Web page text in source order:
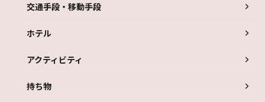
交通手段・移動手段
ホテル
アクティビティ
持ち物